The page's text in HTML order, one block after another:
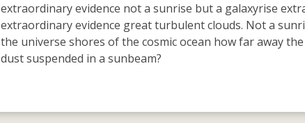
extraordinary evidence not a sunrise but a galaxyrise
extraordinary evidence great turbulent clouds. Not a
the universe shores of the cosmic ocean how far away
dust suspended in a sunbeam?